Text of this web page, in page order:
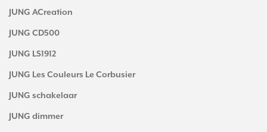
JUNG ACreation
JUNG CD500
JUNG LS1912
JUNG Les Couleurs Le Corbusier
JUNG schakelaar
JUNG dimmer